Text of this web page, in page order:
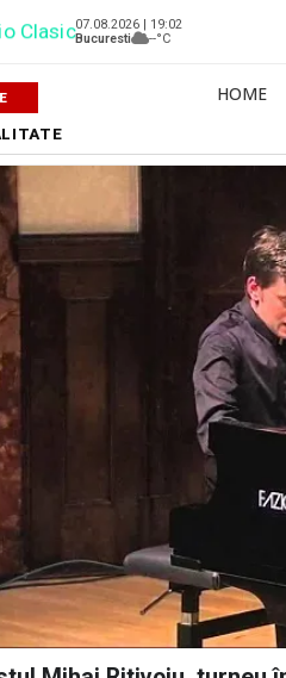
07.08.2026 | 19:02
Bucuresti
--°C
HOME